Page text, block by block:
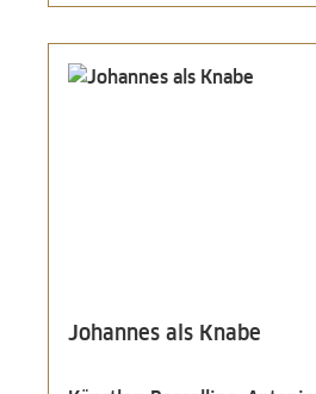
Johannes als Knabe